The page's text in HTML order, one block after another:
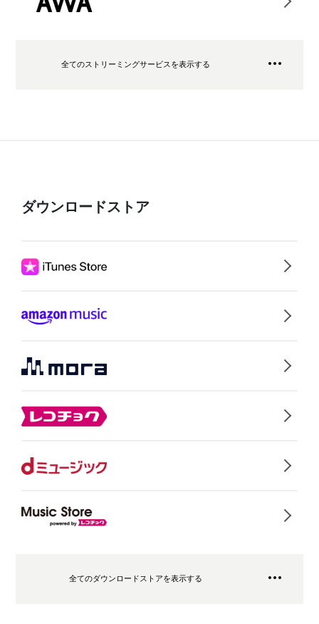
全てのストリーミングサービスを表示する
ダウンロードストア
全てのダウンロードストアを表示する